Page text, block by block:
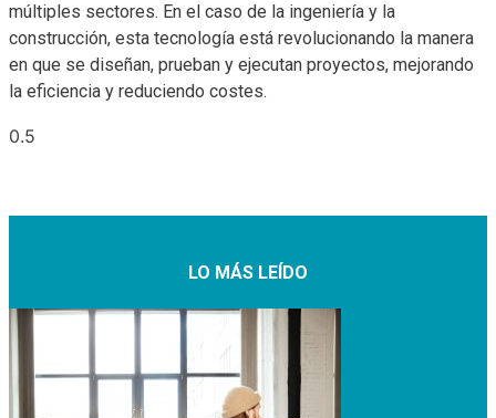
múltiples sectores. En el caso de la ingeniería y la
construcción, esta tecnología está revolucionando la manera
en que se diseñan, prueban y ejecutan proyectos, mejorando
la eficiencia y reduciendo costes.
LO MÁS LEÍDO